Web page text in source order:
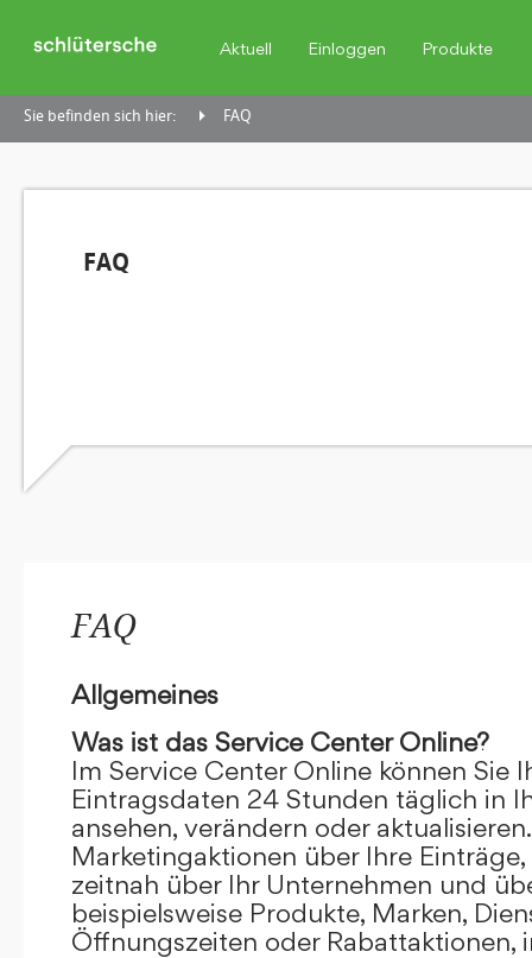
Aktuell Einloggen Produkte
Sie befinden sich hier: FAQ
FAQ
FAQ
Allgemeines
Was ist das Service Center Online?
Im Service Center Online können Sie
Eintragsdaten 24 Stunden täglich in
ansehen, verändern oder
Marketingaktionen über Ihre
zeitnah über Ihr Unternehmen und
beispielsweise Produkte, Marken,
Öffnungszeiten oder Rabattaktionen,